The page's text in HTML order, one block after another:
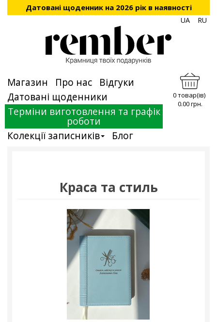
Датовані щоденник на 2026 рік в наявності
UA RU
Магазин Про нас
Відгуки
Датовані щоденники
Терміни виготовлення та графік
роботи
Колекції записників
Блог
0 товар(ів)
0.00 грн.
Краса та стиль